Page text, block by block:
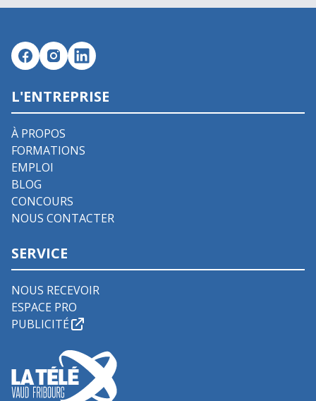
L'ENTREPRISE
À PROPOS
FORMATIONS
EMPLOI
BLOG
CONCOURS
NOUS CONTACTER
SERVICE
NOUS RECEVOIR
ESPACE PRO
PUBLICITÉ